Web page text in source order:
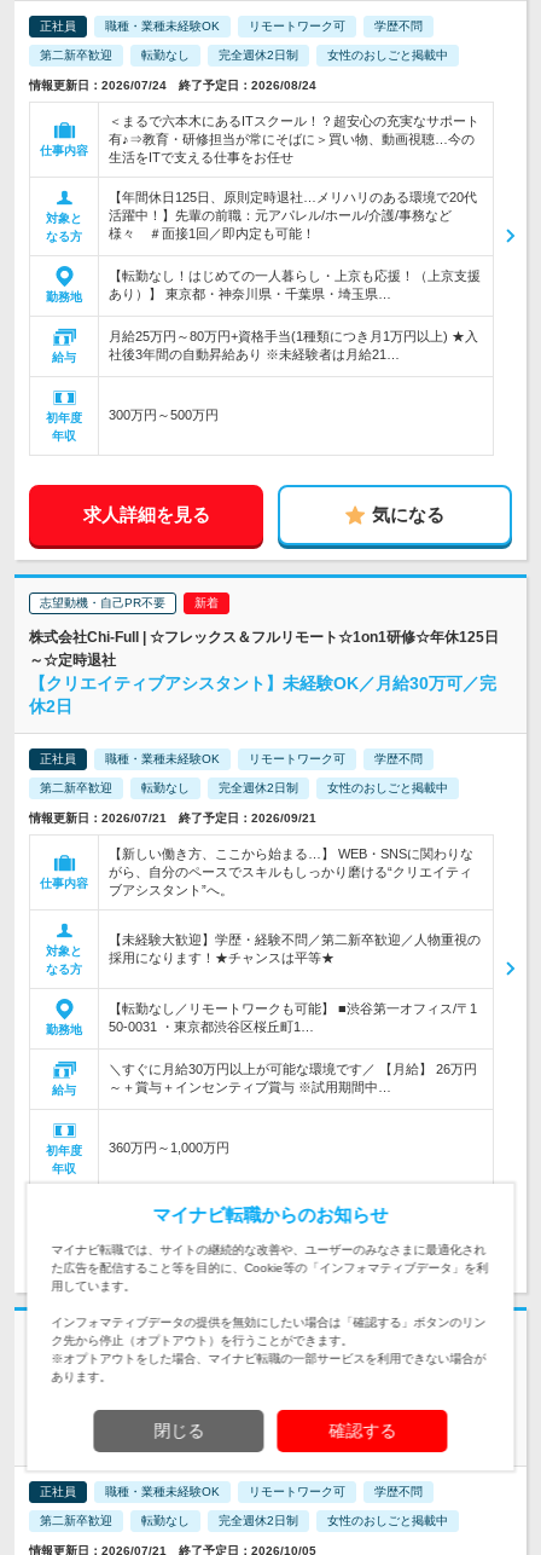
正社員 職種・業種未経験OK リモートワーク可 学歴不問
第二新卒歓迎 転勤なし 完全週休2日制 女性のおしごと掲載中
情報更新日：2026/07/24 終了予定日：2026/08/24
仕事内容
＜まるで六本木にあるITスクール！？超安心の充実なサポート
有♪⇒教育・研修担当が常にそばに＞買い物、動画視聴…今の
生活をITで支える仕事をお任せ
対象と
なる方
【年間休日125日、原則定時退社…メリハリのある環境で20代
活躍中！】先輩の前職：元アパレル/ホール/介護/事務など
様々 ＃面接1回／即内定も可能！
勤務地
【転勤なし！はじめての一人暮らし・上京も応援！（上京支援
あり）】 東京都・神奈川県・千葉県・埼玉県…
給与
月給25万円～80万円+資格手当(1種類につき月1万円以上) ★入
社後3年間の自動昇給あり ※未経験者は月給21…
初年度
年収
300万円～500万円
求人詳細を見る 気になる
志望動機・自己PR不要
株式会社Chi-Full | ☆フレックス＆フルリモート☆1on1研修☆年休125日
～☆定時退社
【クリエイティブアシスタント】未経験OK／月給30万可／完
休2日
正社員 職種・業種未経験OK リモートワーク可 学歴不問
第二新卒歓迎 転勤なし 完全週休2日制 女性のおしごと掲載中
情報更新日：2026/07/21 終了予定日：2026/09/21
仕事内容
【新しい働き方、ここから始まる…】 WEB・SNSに関わりな
がら、自分のペースでスキルもしっかり磨ける“クリエイティ
ブアシスタント”へ。
対象と
なる方
【未経験大歓迎】学歴・経験不問／第二新卒歓迎／人物重視の
採用になります！★チャンスは平等★
勤務地
【転勤なし／リモートワークも可能】 ■渋谷第一オフィス/〒1
50-0031 ・東京都渋谷区桜丘町1…
給与
＼すぐに月給30万円以上が可能な環境です／ 【月給】 26万円
～＋賞与＋インセンティブ賞与 ※試用期間中…
初年度
年収
360万円～1,000万円
求人詳細を見る 気になる
志望動機・自己PR不要
株式会社Live alter | *年休135日*土日祝休*残業月平均10h*有給消化
＼未経験歓迎／まっさらなアナタでOK！【キャリアアドバイザ
正社員 職種・業種未経験OK リモートワーク可 学歴不問
第二新卒歓迎 転勤なし 完全週休2日制 女性のおしごと掲載中
情報更新日：2026/07/21 終了予定日：2026/10/05
マイナビ転職からのお知らせ
マイナビ転職では、サイトの継続的な改善や、ユーザーのみなさまに最適化され
た広告を配信すること等を目的に、Cookie等の「インフォマティブデータ」を利
用しています。
インフォマティブデータの提供を無効にしたい場合は「確認する」ボタンのリン
ク先から停止（オプトアウト）を行うことができます。
※オプトアウトをした場合、マイナビ転職の一部サービスを利用できない場合が
あります。
閉じる 確認する